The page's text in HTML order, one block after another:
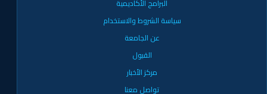
البرامج الأكاديمية
سياسة الشروط والاستخدام
عن الجامعة
القبول
مركز الأخبار
تواصل معنا